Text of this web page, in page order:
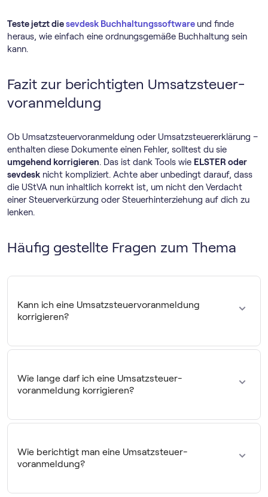
Teste jetzt diesevdesk Buch­haltungs­software und finde
heraus, wie einfach eine ordnungsgemäße Buchhaltung sein
kann.
Fazit zur berichtigten Umsatz­steuer­
voranmeldung
Ob Umsatz­steuer­voranmeldung oder Umsatzsteuererklärung –
enthalten diese Dokumente einen Fehler, solltest du sie
umgehend korrigieren. Das ist dank Tools wie ELSTER oder
sevdesk nicht kompliziert. Achte aber unbedingt darauf, dass
die UStVA nun inhaltlich korrekt ist, um nicht den Verdacht
einer Steuerverkürzung oder Steuerhinterziehung auf dich zu
lenken.
Häufig gestellte Fragen zum Thema
Kann ich eine Umsatz­steuer­voranmeldung
korrigieren?
Stellst du einen Fehler in deiner Voranmeldung fest, kannst
Wie lange darf ich eine Umsatz­steuer­
voranmeldung korrigieren?
Du kannst eine Umsatz­steuer­voranmeldung so lange
Januar auch im November noch berichtigen.
Wie berichtigt man eine Umsatz­steuer­
voranmeldung?
Die Berichtigung der Vorsteueranmeldung funktioniert